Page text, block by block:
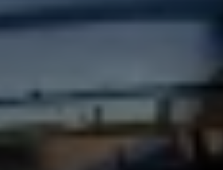
Volkswagen Kundenbetreuung